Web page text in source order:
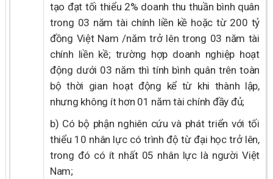
tạo đạt tối thiểu 2% doanh thu thuần bình quân
trong 03 năm tài chính liền kề hoặc từ 200 tỷ
đồng Việt Nam /năm trở lên trong 03 năm tài
chính liền kề; trường hợp doanh nghiệp hoạt
động dưới 03 năm thì tính bình quân trên toàn
bộ thời gian hoạt động kể từ khi thành lập,
nhưng không ít hơn 01 năm tài chính đầy đủ;
b) Có bộ phận nghiên cứu và phát triển với tối
thiểu 10 nhân lực có trình độ từ đại học trở lên,
trong đó có ít nhất 05 nhân lực là người Việt
Nam;